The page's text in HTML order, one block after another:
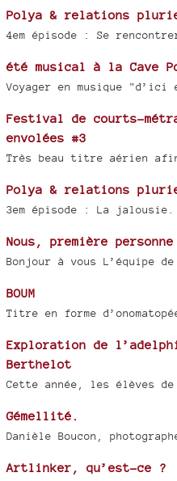
Polya & relations
4em épisode : Se
été musical à la Cave
Voyager en musique
Festival de courts-
envolées #3
Très beau titre aérien
Polya & relations
3em épisode : La jalousie.
Nous, première
Bonjour à vous L’équipe
BOUM
Titre en forme
Exploration de
Berthelot
Cette année, les élèves de
Gémellité.
Danièle Boucon,
Artlinker, qu’est-ce ?